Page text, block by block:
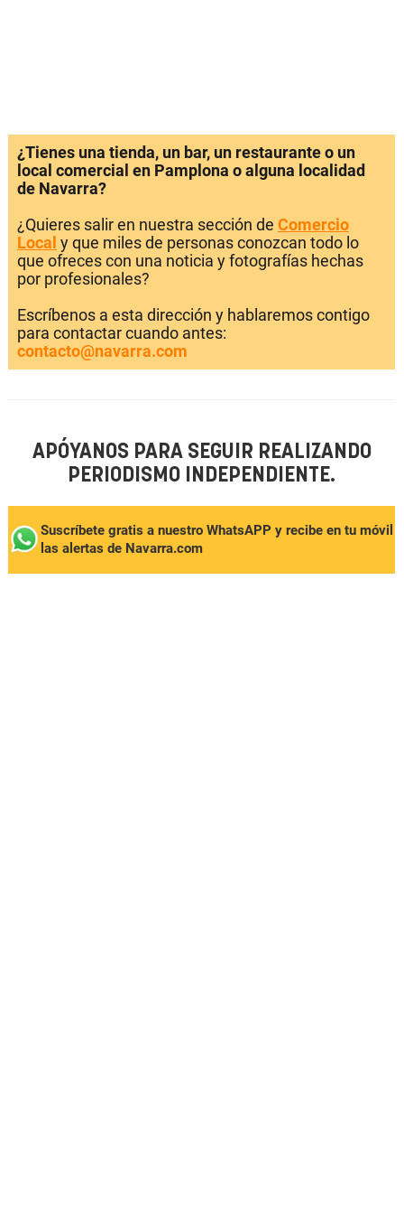
¿Tienes una tienda, un bar, un restaurante o un
local comercial en Pamplona o alguna localidad
de Navarra?
¿Quieres salir en nuestra sección de Comercio
Local y que miles de personas conozcan todo lo
que ofreces con una noticia y fotografías hechas
por profesionales?
Escríbenos a esta dirección y hablaremos contigo
para contactar cuando antes:
contacto@navarra.com
APÓYANOS PARA SEGUIR REALIZANDO
PERIODISMO INDEPENDIENTE.
Suscríbete gratis a nuestro WhatsAPP y recibe en tu móvil
las alertas de Navarra.com